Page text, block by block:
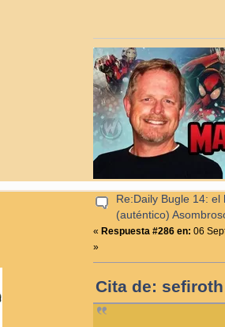
Re:Daily Bugle 14:
(auténtico)
« Respuesta #286 en: 06
»
Cita de: